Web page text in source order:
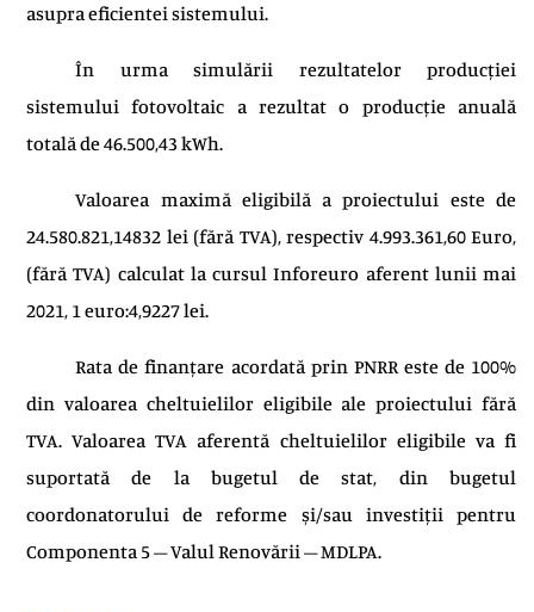
asupra eficientei sistemului.
În urma simulării rezultatelor producției
sistemului fotovoltaic a rezultat o producție anuală
totală de 46.500,43 kWh.
Valoarea maximă eligibilă a proiectului este de
24.580.821,14832 lei (fără TVA), respectiv 4.993.361,60 Euro,
(fără TVA) calculat la cursul Inforeuro aferent lunii mai
2021, 1 euro:4,9227 lei.
Rata de finanțare acordată prin PNRR este de 100%
din valoarea cheltuielilor eligibile ale proiectului fără
TVA. Valoarea TVA aferentă cheltuielilor eligibile va fi
suportată de la bugetul de stat, din bugetul
coordonatorului de reforme și/sau investiții pentru
Componenta 5 – Valul Renovării – MDLPA.